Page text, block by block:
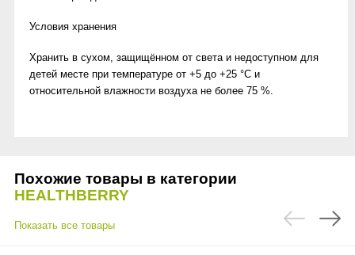
Условия хранения
Хранить в сухом, защищённом от света и недоступном для
детей месте при температуре от +5 до +25 °С и
относительной влажности воздуха не более 75 %.
Похожие товары в категории
HEALTHBERRY
Показать все товары